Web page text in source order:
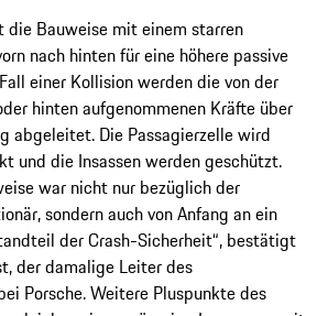
die Bauweise mit einem starren
nach hinten für eine höhere passive
einer Kollision werden die von der
hinten aufgenommenen Kräfte über
abgeleitet. Die Passagierzelle wird
und die Insassen werden geschützt.
war nicht nur bezüglich der
sondern auch von Anfang an ein
der Crash-Sicherheit“, bestätigt
der damalige Leiter des
Porsche. Weitere Pluspunkte des